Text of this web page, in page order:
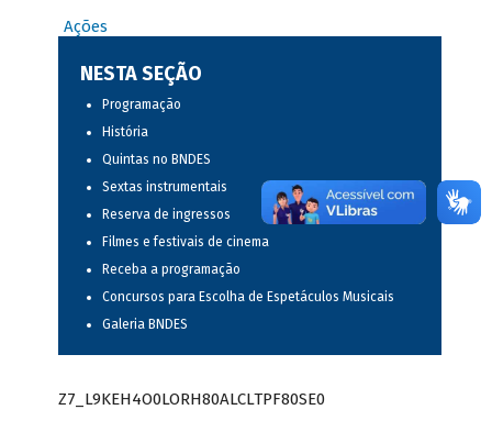
Ações
NESTA SEÇÃO
Programação
História
Quintas no BNDES
Sextas instrumentais
Reserva de ingressos
Filmes e festivais de cinema
Receba a programação
Concursos para Escolha de Espetáculos Musicais
Galeria BNDES
Z7_L9KEH4O0LORH80ALCLTPF80SE0